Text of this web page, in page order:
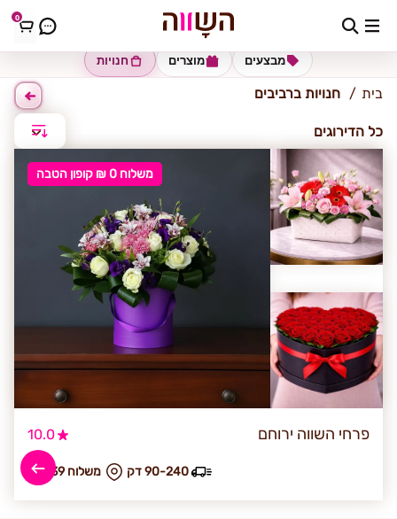
0 רביבים
חנויות מוצרים מבצעים
בית חנויות ברביבים
כל הדירוגים
משלוח 0 ₪ קופון הטבה
פרחי השווה ירוחם 10.0
₪ משלוח 139 90-240 דק